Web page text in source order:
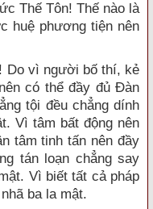
Thế Tôn! Thế nào là
huệ phương tiện nên
Do vì người bố thí, kẻ
có thể đầy đủ Đàn
tội đều chẳng dính
Vì tâm bất động nên
tâm tinh tấn nên đầy
tán loạn chẳng say
Vì biết tất cả pháp
ba la mật.